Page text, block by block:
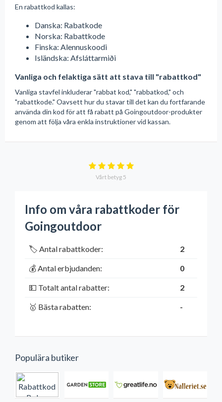
En rabattkod kallas:
Danska: Rabatkode
Norska: Rabattkode
Finska: Alennuskoodi
Isländska: Afsláttarmiði
Vanliga och felaktiga sätt att stava till "rabattkod"
Vanliga stavfel inkluderar "rabbat kod," "rabbatkod," och
"rabattkode." Oavsett hur du stavar till det kan du fortfarande
använda din kod för att få rabatt på Goingoutdoor-produkter
genom att följa våra enkla instruktioner vid kassan.
Vårt betyg 5
Info om våra rabattkoder för
Goingoutdoor
🏷️ Antal rabattkoder: 2
💰 Antal erbjudanden: 0
💵 Totalt antal rabatter: 2
🥇 Bästa rabatten: -
Populära butiker